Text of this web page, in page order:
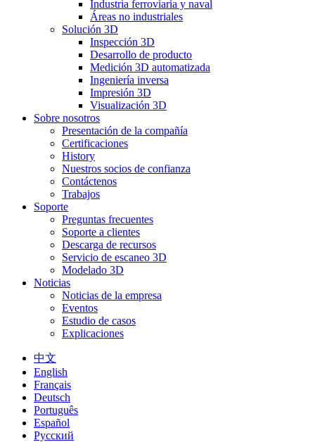
Industria ferroviaria y naval
Áreas no industriales
Solución 3D
Inspección 3D
Desarrollo de producto
Medición 3D automatizada
Ingeniería inversa
Impresión 3D
Visualización 3D
Sobre nosotros
Presentación de la compañía
Certificaciones
History
Nuestros socios de confianza
Contáctenos
Trabajos
Soporte
Preguntas frecuentes
Soporte a clientes
Descarga de recursos
Servicio de escaneo 3D
Modelado 3D
Noticias
Noticias de la empresa
Eventos
Estudio de casos
Explicaciones
中文
English
Français
Deutsch
Português
Español
Русский